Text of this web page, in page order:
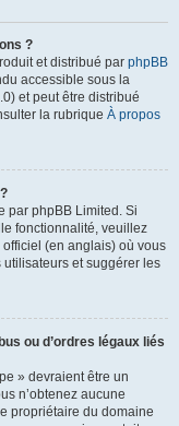
?
et distribué par phpBB
accessible sous la
et peut être distribué
la rubrique À propos
par phpBB Limited. Si
fonctionnalité, veuillez
officiel (en anglais) où vous
utilisateurs et suggérer les
ou d’ordres légaux liés
» devraient être un
n’obtenez aucune
propriétaire du domaine